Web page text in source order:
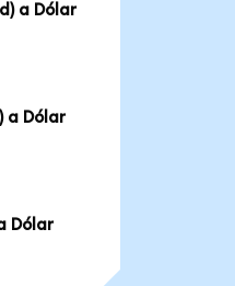
a Dólar
a Dólar
Dólar